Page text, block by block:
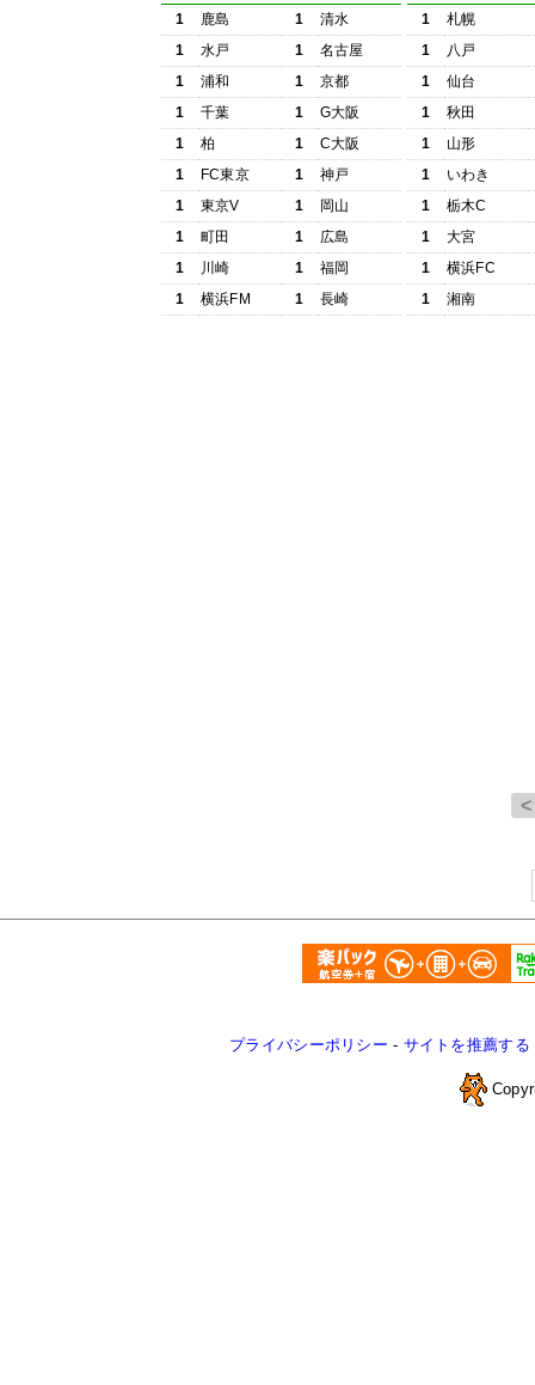
1 鹿島 1
清水
1
水戸 1
名古屋
1
浦和 1
京都
1
千葉 1
G大阪
1
柏 1
C大阪
1
FC東京 1
神戸
1
東京V 1
岡山
1
町田 1
広島
1
川崎 1
福岡
1
横浜FM 1 長崎
1
札幌
1
八戸
1
仙台
1
秋田
1
山形
1
いわき
1
栃木C
1
大宮
1
横浜FC
1
湘南
プライバシーポリシー - サイトを推薦する